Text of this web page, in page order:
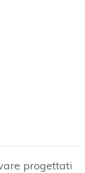
progettati